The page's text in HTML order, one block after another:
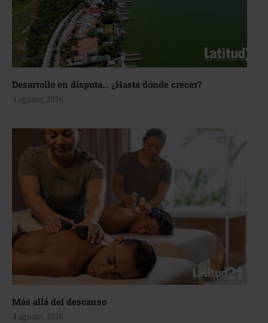
Desarrollo en disputa… ¿Hasta dónde crecer?
4 agosto, 2026
Más allá del descanso
4 agosto, 2026